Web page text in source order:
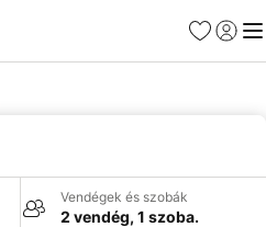
Kedvencek
Vendégek és szobák
2 vendég, 1 szoba.